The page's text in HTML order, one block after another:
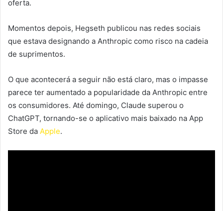
oferta.
Momentos depois, Hegseth publicou nas redes sociais
que estava designando a Anthropic como risco na cadeia
de suprimentos.
O que acontecerá a seguir não está claro, mas o impasse
parece ter aumentado a popularidade da Anthropic entre
os consumidores. Até domingo, Claude superou o
ChatGPT, tornando-se o aplicativo mais baixado na App
Store da Apple.